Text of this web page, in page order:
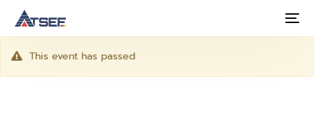
This event has passed